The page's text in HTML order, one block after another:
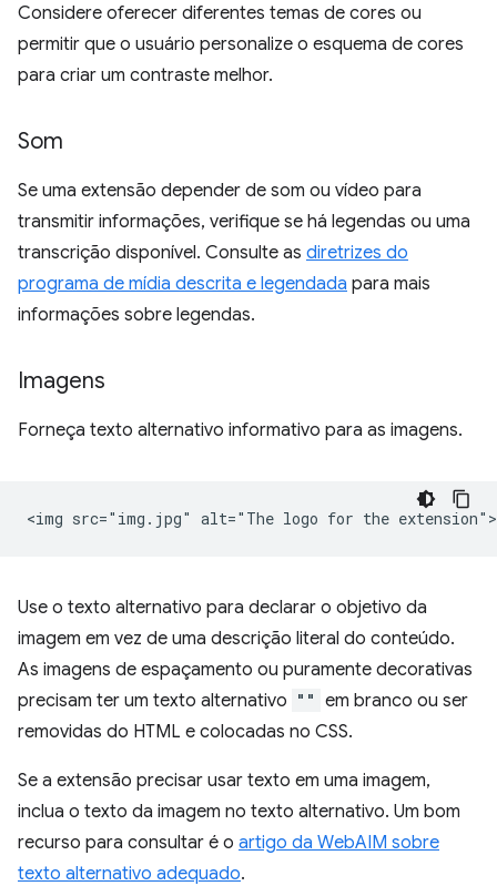
Considere oferecer diferentes temas de cores ou
permitir que o usuário personalize o esquema de cores
para criar um contraste melhor.
Som
Se uma extensão depender de som ou vídeo para
transmitir informações, verifique se há legendas ou uma
transcrição disponível. Consulte as diretrizes do
programa de mídia descrita e legendada para mais
informações sobre legendas.
Imagens
Forneça texto alternativo informativo para as imagens.
Use o texto alternativo para declarar o objetivo da
imagem em vez de uma descrição literal do conteúdo.
As imagens de espaçamento ou puramente decorativas
precisam ter um texto alternativo "" em branco ou ser
removidas do HTML e colocadas no CSS.
Se a extensão precisar usar texto em uma imagem,
inclua o texto da imagem no texto alternativo. Um bom
recurso para consultar é o artigo da WebAIM sobre
texto alternativo adequado.